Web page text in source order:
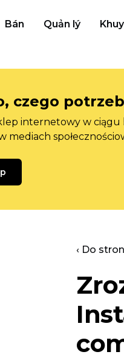
Bán Quản lý
czego
internetowy w ciągu
mediach
‹ Do